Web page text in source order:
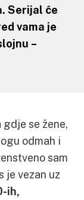
Serijal će
vama je
–
se žene,
odmah i
sam
je vezan uz
ih,